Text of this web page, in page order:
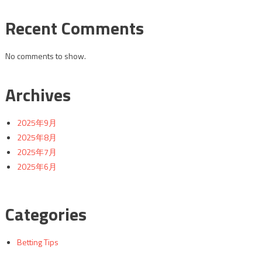
Recent Comments
No comments to show.
Archives
2025年9月
2025年8月
2025年7月
2025年6月
Categories
Betting Tips